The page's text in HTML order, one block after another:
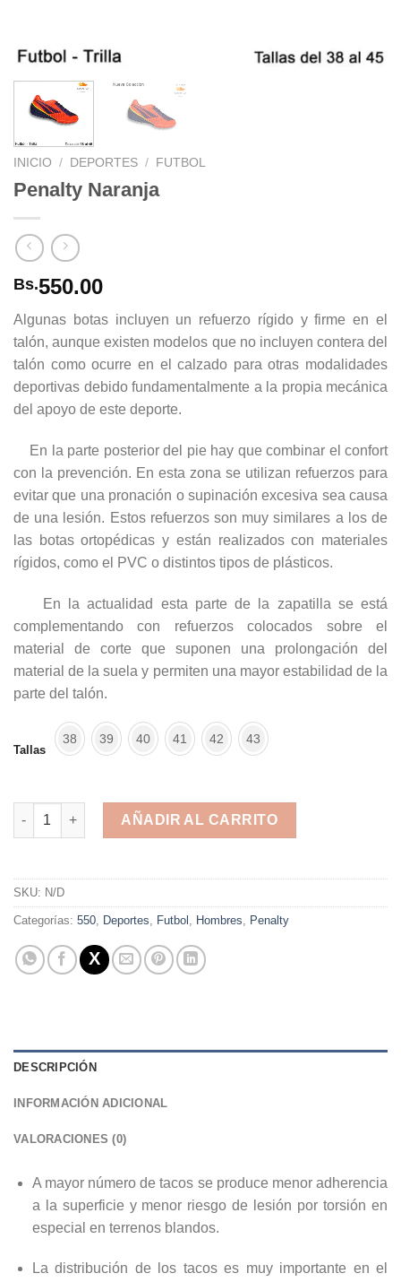
INICIO / DEPORTES / FUTBOL
Penalty Naranja
Bs.550.00
Algunas botas incluyen un refuerzo rígido y firme en el
talón, aunque existen modelos que no incluyen contera del
talón como ocurre en el calzado para otras modalidades
deportivas debido fundamentalmente a la propia mecánica
del apoyo de este deporte.
En la parte posterior del pie hay que combinar el confort
con la prevención. En esta zona se utilizan refuerzos para
evitar que una pronación o supinación excesiva sea causa
de una lesión. Estos refuerzos son muy similares a los de
las botas ortopédicas y están realizados con materiales
rígidos, como el PVC o distintos tipos de plásticos.
En la actualidad esta parte de la zapatilla se está
complementando con refuerzos colocados sobre el
material de corte que suponen una prolongación del
material de la suela y permiten una mayor estabilidad de la
parte del talón.
Tallas
38 39 40 41 42 43
Penalty Naranja cantidad
AÑADIR AL CARRITO
SKU: N/D
Categorías: 550 Deportes Futbol Hombres Penalty
DESCRIPCIÓN
INFORMACIÓN ADICIONAL
VALORACIONES (0)
A mayor número de tacos se produce menor adherencia
a la superficie y menor riesgo de lesión por torsión en
especial en terrenos blandos.
La distribución de los tacos es muy importante en el